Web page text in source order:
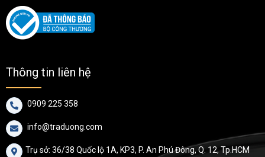
Thông tin liên hệ
 0909 225 358
 info@traduong.com
 Trụ sở: 36/38 Quốc lộ 1A, KP3, P. An Phú Đông, Q. 12, Tp.HCM